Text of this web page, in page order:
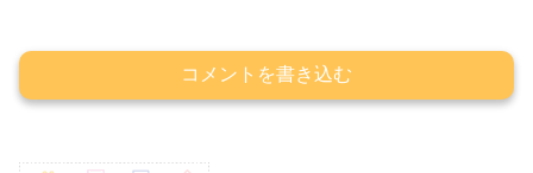
コメントを書き込む